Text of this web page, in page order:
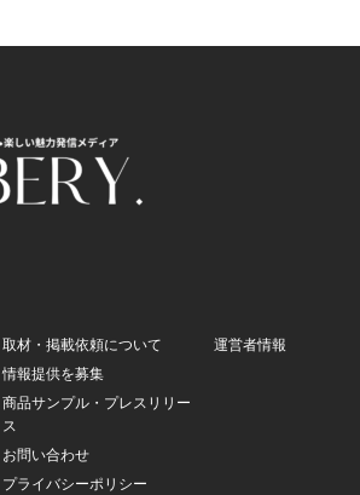
取材・掲載依頼について
情報提供を募集
商品サンプル・プレスリリー
ス
お問い合わせ
プライバシーポリシー
運営者情報